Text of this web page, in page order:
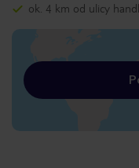
ok. 4 km od ulicy